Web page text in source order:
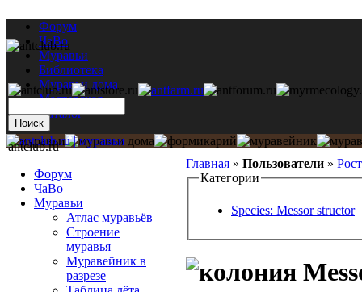
Форум
ЧаВо
Муравьи
Библиотека
Муравьи дома
Мастерская
Каталог
Главная » Пользователи »
Категории
Species: Messor structor
antclub.ru
Форум
ЧаВо
Муравьи
Атлас муравьёв
Строение
муравья
Муравейник в
разрезе